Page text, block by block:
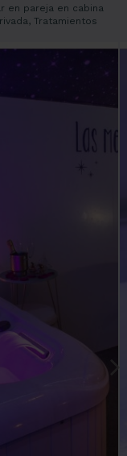
en pareja en cabina
Tratamientos